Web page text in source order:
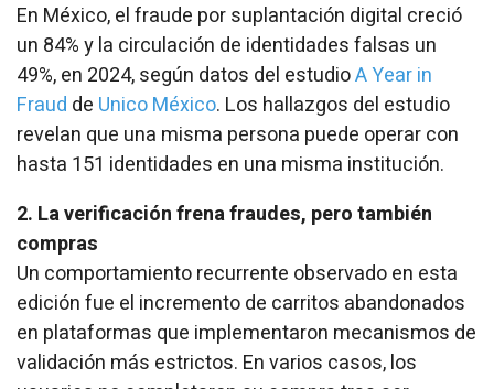
En México, el fraude por suplantación digital creció
un 84% y la circulación de identidades falsas un
49%, en 2024, según datos del estudioA Year in
Fraud de Unico México. Los hallazgos del estudio
revelan que una misma persona puede operar con
hasta 151 identidades en una misma institución.
2. La verificación frena fraudes, pero también
compras
Un comportamiento recurrente observado en esta
edición fue el incremento de carritos abandonados
en plataformas que implementaron mecanismos de
validación más estrictos. En varios casos, los